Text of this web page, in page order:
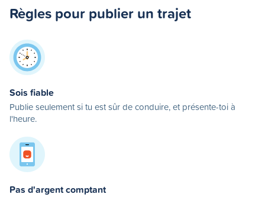
Règles pour publier un trajet
Sois fiable
Publie seulement si tu est sûr de conduire, et présente-toi à
l'heure.
Pas d'argent comptant